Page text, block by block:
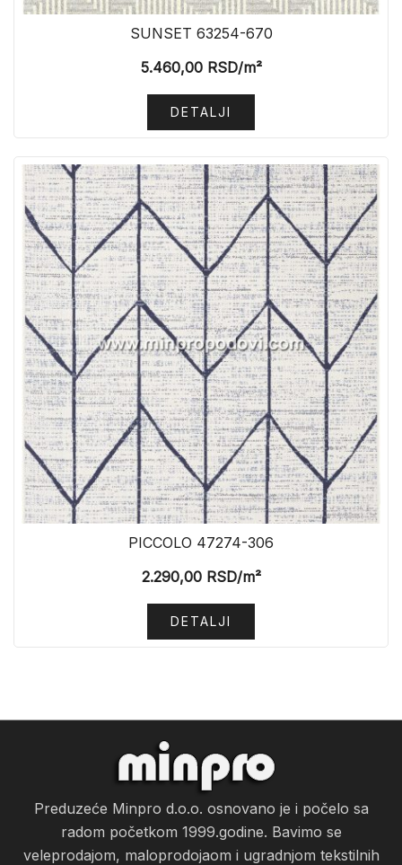
SUNSET 63254-670
5.460,00RSD/m²
DETALJI
PICCOLO 47274-306
2.290,00RSD/m²
DETALJI
Preduzeće Minpro d.o.o. osnovano je i počelo sa
radom početkom 1999.godine. Bavimo se
veleprodajom, maloprodojaom i ugradnjom tekstilnih